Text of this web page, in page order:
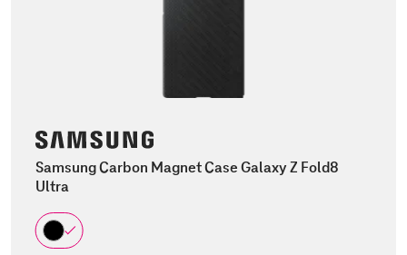
Samsung Carbon Magnet Case Galaxy Z Fold8
Ultra